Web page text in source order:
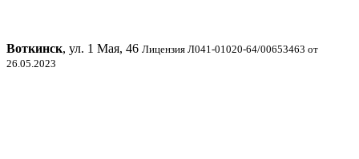
Воткинск, ул. 1 Мая, 46 Лицензия Л041-01020-64/00653463 от
26.05.2023